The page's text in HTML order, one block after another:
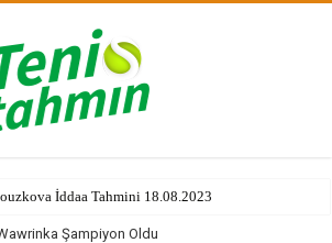
İddaa Tahmini 18.08.2023
Şampiyon Oldu